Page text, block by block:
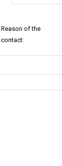
Reason of the
contact: